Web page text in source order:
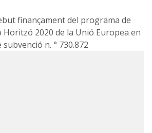
finançament del programa de
Horitzó 2020 de la Unió Europea en
n. ° 730.872